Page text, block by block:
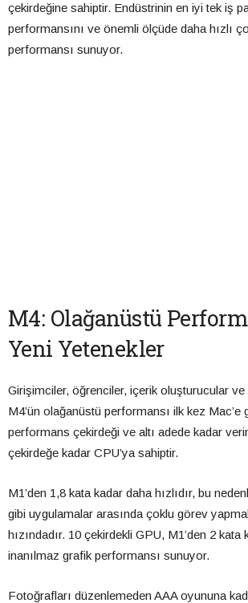
çekirdeğine sahiptir. Endüstrinin en iyi tek iş
performansını ve önemli ölçüde daha hızlı
performansı sunuyor.
M4: Olağanüstü
Yeni Yetenekler
Girişimciler, öğrenciler, içerik oluşturucular ve
M4’ün olağanüstü performansı ilk kez Mac’e
performans çekirdeği ve altı adede kadar
çekirdeğe kadar CPU’ya sahiptir.
M1’den 1,8 kata kadar daha hızlıdır, bu
gibi uygulamalar arasında çoklu görev
hızındadır. 10 çekirdekli GPU, M1’den 2 kata
inanılmaz grafik performansı sunuyor.
Fotoğrafları düzenlemeden AAA oyununa